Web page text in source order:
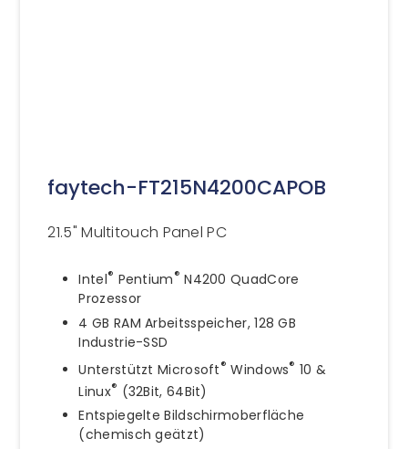
faytech-FT215N4200CAPOB
21.5" Multitouch Panel PC
Intel® Pentium® N4200 QuadCore
Prozessor
4 GB RAM Arbeitsspeicher, 128 GB
Industrie-SSD
Unterstützt Microsoft® Windows® 10 &
Linux® (32Bit, 64Bit)
Entspiegelte Bildschirmoberfläche
(chemisch geätzt)